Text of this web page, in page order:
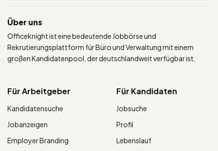
Über uns
Officeknight ist eine bedeutende Jobbörse und
Rekrutierungsplattform für Büro und Verwaltung mit einem
großen Kandidatenpool, der deutschlandweit verfügbar ist.
Für Arbeitgeber
Kandidatensuche
Jobanzeigen
Employer Branding
Für Kandidaten
Jobsuche
Profil
Lebenslauf